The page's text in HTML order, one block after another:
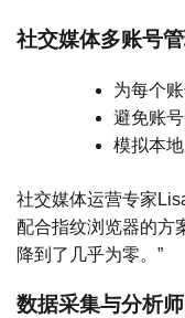
社交媒体多账号
为每个
避免账
模拟本
社交媒体运营专家
配合指纹浏览器的方
降到了几乎为零。”
数据采集与分析